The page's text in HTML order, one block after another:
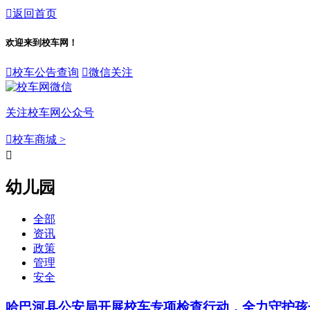
返回首页
欢迎来到校车网！
校车公告查询 微信关注
关注校车网公众号
校车商城 >

幼儿园
全部
资讯
政策
管理
安全
哈巴河县公安局开展校车专项检查行动，全力守护孩